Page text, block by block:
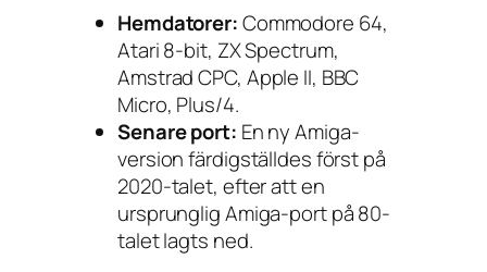
Hemdatorer:Commodore 64,
Atari 8-bit, ZX Spectrum,
Amstrad CPC, Apple II, BBC
Micro, Plus/4.
Senare port: En ny Amiga-
version färdigställdes först på
2020-talet, efter att en
ursprunglig Amiga-port på 80-
talet lagts ned.